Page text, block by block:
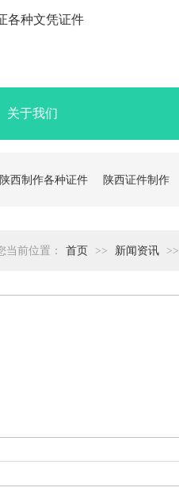
关于我们
陕西制作各种证件 陕西证件制作
当前位置： 首页 >> 新闻资讯 >>